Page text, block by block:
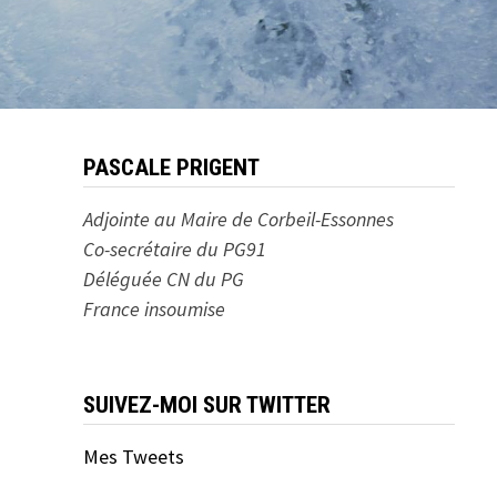
PASCALE PRIGENT
Adjointe au Maire de Corbeil-Essonnes
Co-secrétaire du PG91
Déléguée CN du PG
France insoumise
SUIVEZ-MOI SUR TWITTER
Mes Tweets